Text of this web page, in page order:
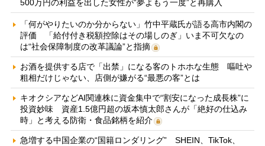
500万円の利益を出した女性が“夢よもう一度”と再購入
「何がやりたいのか分からない」竹中平蔵氏が語る高市内閣の
評価 「給付付き税額控除はその場しのぎ」いま不可欠なの
は“社会保障制度の改革議論”と指摘
お酒を提供する店で「出禁」になる客のトホホな生態 嘔吐や
粗相だけじゃない、店側が嫌がる“最悪の客”とは
キオクシアなどAI関連株に資金集中で“割安になった成長株”に
投資妙味 資産1.5億円超の坂本慎太郎さんが「絶好の仕込み
時」と考える防衛・食品銘柄を紹介
急増する中国企業の“国籍ロンダリング” SHEIN、TikTok、